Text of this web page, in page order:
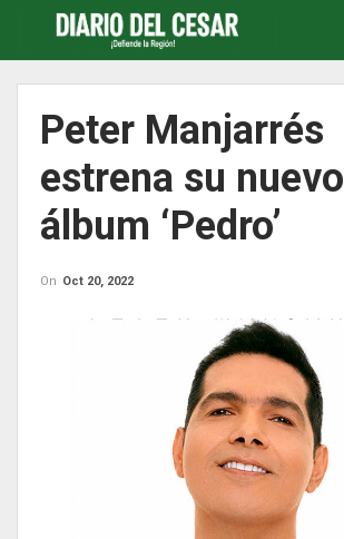
Peter Manjarrés
estrena su nuevo
álbum ‘Pedro’
On Oct 20, 2022